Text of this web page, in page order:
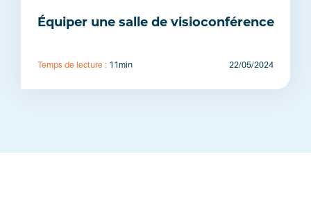
Équiper une salle de visioconférence
Temps de lecture : 11min 22/05/2024